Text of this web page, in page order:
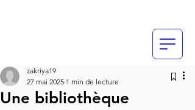
Une bibliothèque
zakriya19
27 mai 2025 1 min de lecture